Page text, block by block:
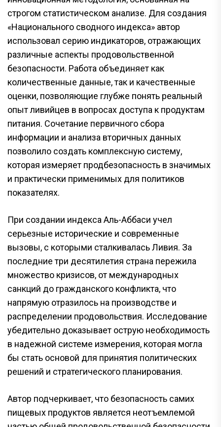
строгом статистическом анализе. Для создания
«Национального сводного индекса» автор
использовал серию индикаторов, отражающих
различные аспекты продовольственной
безопасности. Работа объединяет как
количественные данные, так и качественные
оценки, позволяющие глубже понять реальный
опыт ливийцев в вопросах доступа к продуктам
питания. Сочетание первичного сбора
информации и анализа вторичных данных
позволило создать комплексную систему,
которая измеряет продбезопасность в значимых
и практически применимых для политиков
показателях.
При создании индекса Аль-Аббаси учел
серьезные исторические и современные
вызовы, с которыми сталкивалась Ливия. За
последние три десятилетия страна пережила
множество кризисов, от международных
санкций до гражданского конфликта, что
напрямую отразилось на производстве и
распределении продовольствия. Исследование
убедительно доказывает острую необходимость
в надежной системе измерения, которая могла
бы стать основой для принятия политических
решений и стратегического планирования.
Автор подчеркивает, что безопасность самих
пищевых продуктов является неотъемлемой